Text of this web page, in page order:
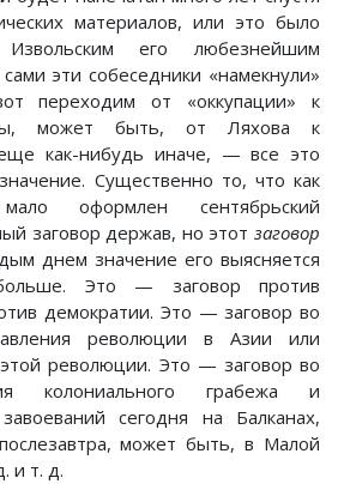
материалов, или это было
его любезнейшим
эти собеседники «намекнули»
переходим от «оккупации» к
может быть, от Ляхова к
как-нибудь иначе, — все это
Существенно то, что как
оформлен сентябрьский
заговор держав, но этот заговор
днем значение его выясняется
Это — заговор против
демократии. Это — заговор во
революции в Азии или
революции. Это — заговор во
колониального грабежа и
сегодня на Балканах,
может быть, в Малой
и т. д.